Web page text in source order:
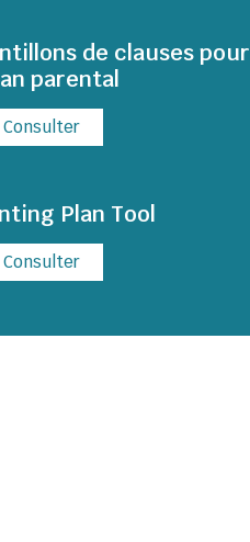
de clauses pour
parental
Consulter
Plan Tool
Consulter